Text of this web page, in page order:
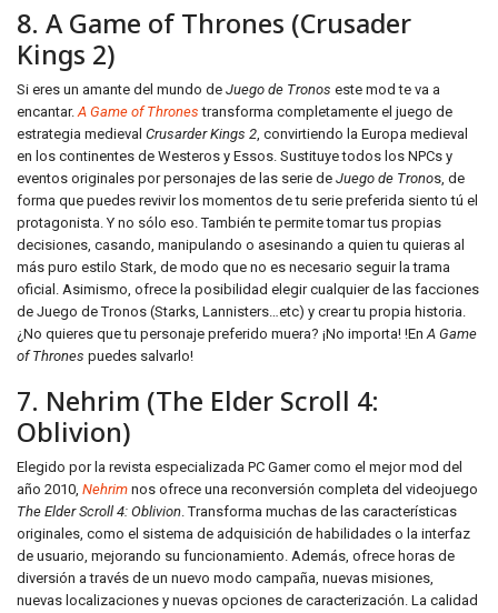
8. A Game of Thrones (Crusader
Kings 2)
Si eres un amante del mundo de Juego de Tronos este mod te va a
encantar.A Game of Thrones transforma completamente el juego de
estrategia medieval Crusarder Kings 2, convirtiendo la Europa medieval
en los continentes de Westeros y Essos. Sustituye todos los NPCs y
eventos originales por personajes de las serie de Juego de Tronos, de
forma que puedes revivir los momentos de tu serie preferida siento tú el
protagonista. Y no sólo eso. También te permite tomar tus propias
decisiones, casando, manipulando o asesinando a quien tu quieras al
más puro estilo Stark, de modo que no es necesario seguir la trama
oficial. Asimismo, ofrece la posibilidad elegir cualquier de las facciones
de Juego de Tronos (Starks, Lannisters…etc) y crear tu propia historia.
¿No quieres que tu personaje preferido muera? ¡No importa! !EnA Game
of Thrones puedes salvarlo!
7. Nehrim (The Elder Scroll 4:
Oblivion)
Elegido por la revista especializada PC Gamer como el mejor mod del
año 2010, Nehrim nos ofrece una reconversión completa del videojuego
The Elder Scroll 4: Oblivion. Transforma muchas de las características
originales, como el sistema de adquisición de habilidades o la interfaz
de usuario, mejorando su funcionamiento. Además, ofrece horas de
diversión a través de un nuevo modo campaña, nuevas misiones,
nuevas localizaciones y nuevas opciones de caracterización. La calidad